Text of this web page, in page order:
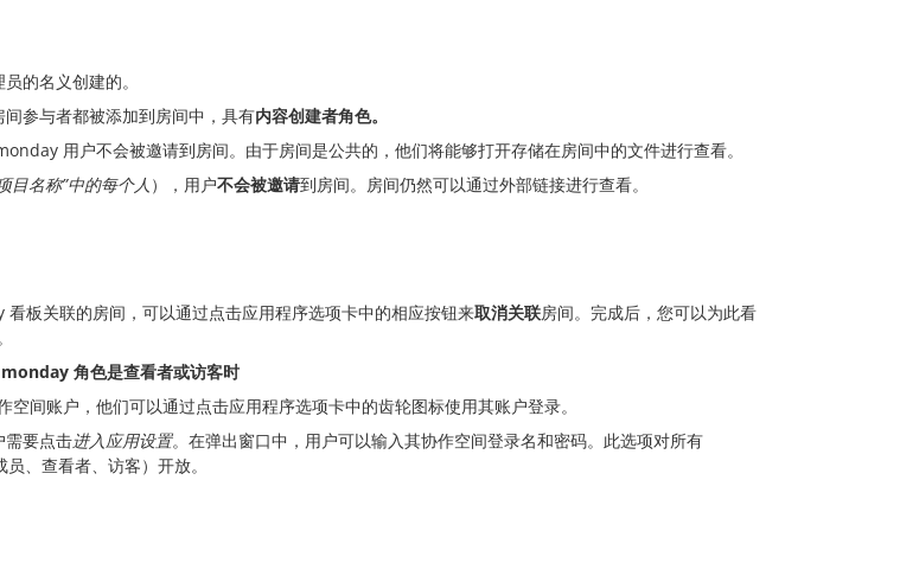
的名义创建的。
参与者都被添加到房间中，具有内容创建者角色。
用户不会被邀请到房间。由于房间是公共的，他们将能够打开存储在房间中的文件进行查看。
目名称”中的每个人 ），用户不会被邀请到房间。房间仍然可以通过外部链接进行查看。
板关联的房间，可以通过点击应用程序选项卡中的相应按钮来取消关联房间。完成后，您可以为此看
角色是查看者或访客时
间账户，他们可以通过点击应用程序选项卡中的齿轮图标使用其账户登录。
需要点击进入应用设置。在弹出窗口中，用户可以输入其协作空间登录名和密码。此选项对所有
、查看者、访客）开放。